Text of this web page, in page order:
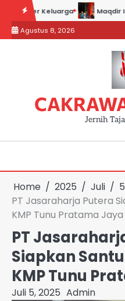
content
Keluarga Maqdir Ismail
Agustus 8, 2026
Jernih
Home 2025 Juli
5
PT Jasaraharja Putera
KMP Tunu Pratama Jaya
PT
Siapkan
KMP Tunu
Juli 5, 2025 Admin